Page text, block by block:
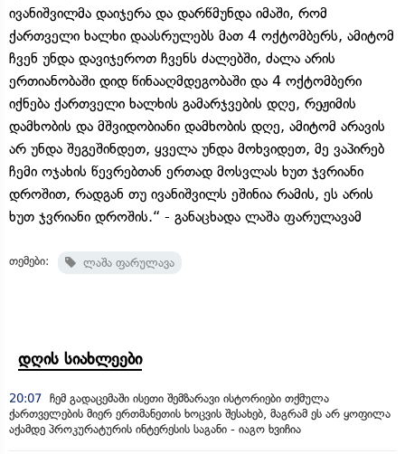
ივანიშვილმა დაიჯერა და დარწმუნდა იმაში, რომ
ქართველი ხალხი დაასრულებს მათ 4 ოქტომბერს, ამიტომ
ჩვენ უნდა დავიჯეროთ ჩვენს ძალებში, ძალა არის
ერთიანობაში დიდ წინააღმდეგობაში და 4 ოქტომბერი
იქნება ქართველი ხალხის გამარჯვების დღე, რეჟიმის
დამხობის და მშვიდობიანი დამხობის დღე, ამიტომ არავის
არ უნდა შეგეშინდეთ, ყველა უნდა მოხვიდეთ, მე ვაპირებ
ჩემი ოჯახის წევრებთან ერთად მოსვლას ხუთ ჯვრიანი
დროშით, რადგან თუ ივანიშვილს ეშინია რამის, ეს არის
ხუთ ჯვრიანი დროშის.“ - განაცხადა ლაშა ფარულავამ
თემები: ლაშა ფარულავა
დღის სიახლეები
20:07 ჩემ გადაცემაში ისეთი შემზარავი ისტორიები თქმულა
ქართველების მიერ ერთმანეთის ხოცვის შესახებ, მაგრამ ეს არ ყოფილა
აქამდე პროკურატურის ინტერესის საგანი - იაგო ხვიჩია